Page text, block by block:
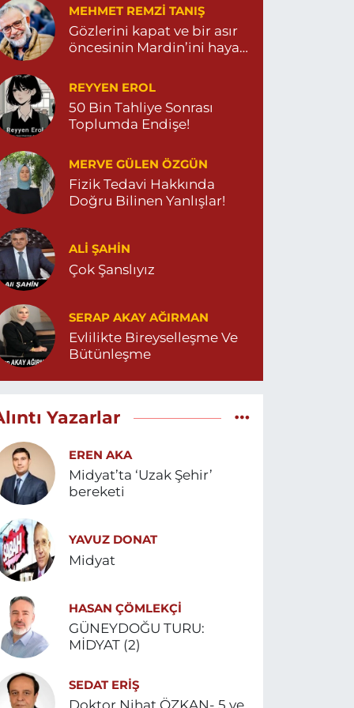
0 (482) 571 22 34 Yol Tarifi Al
MEHMET REMZI TANIŞ
Gözlerini kapat ve bir asır
öncesinin Mardin’ini hayal
REYYEN EROL
50 Bin Tahliye Sonrası
Toplumda Endişe!
MERVE GÜLEN ÖZGÜN
Fizik Tedavi Hakkında
Doğru Bilinen Yanlışlar!
ALI ŞAHİN
Çok Şanslıyız
SERAP AKAY AĞIRMAN
Evlilikte Bireyselleşme Ve
Bütünleşme
Yazarlar
EREN AKA
Midyat’ta ‘Uzak Şehir’
bereketi
YAVUZ DONAT
Midyat
HASAN ÇÖMLEKÇİ
GÜNEYDOĞU TURU:
MİDYAT (2)
SEDAT ERİŞ